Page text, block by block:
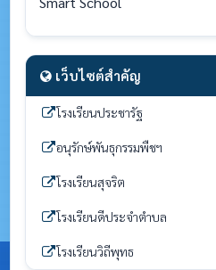
เว็บไซต์สำคัญ
โรงเรียนประชารัฐ
อนุรักษ์พันธุกรรมพืชฯ
โรงเรียนสุจริต
โรงเรียนดีประจำตำบล
โรงเรียนวิถีพุทธ